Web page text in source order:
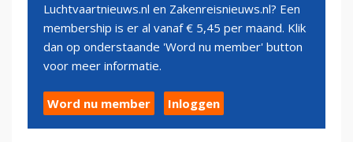
Luchtvaartnieuws.nl en Zakenreisnieuws.nl? Een
membership is er al vanaf € 5,45 per maand. Klik
dan op onderstaande 'Word nu member' button
voor meer informatie.
Word nu member Inloggen